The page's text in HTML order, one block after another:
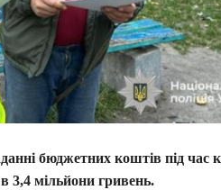
бюджетних коштів під час
3,4 мільйони гривень.